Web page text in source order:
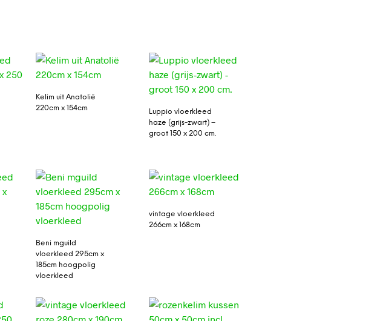
Kelim uit Anatolië
220cm x 154cm
Luppio vloerkleed
haze (grijs-zwart) –
groot 150 x 200 cm.
Beni mguild
vloerkleed 295cm x
185cm hoogpolig
vloerkleed
vintage vloerkleed
266cm x 168cm